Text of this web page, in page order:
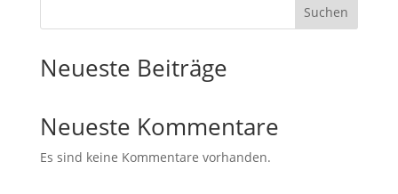
Suchen
Neueste Beiträge
Neueste Kommentare
Es sind keine Kommentare vorhanden.